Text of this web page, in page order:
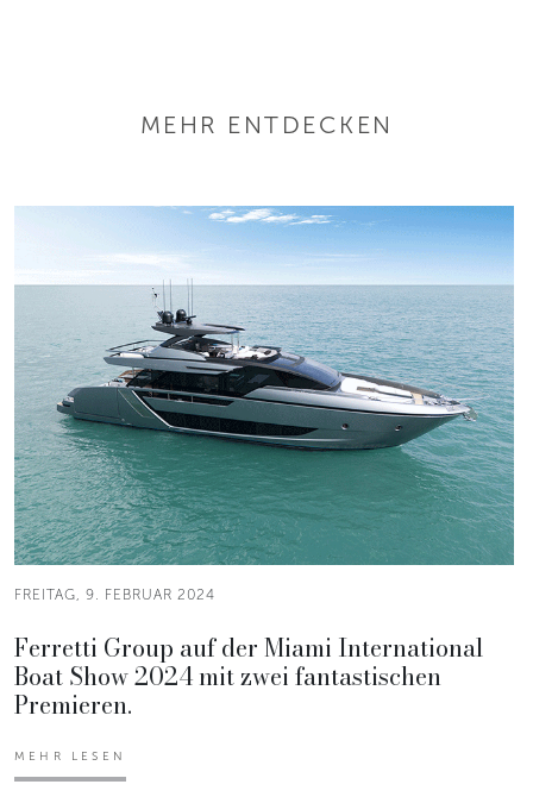
MEHR ENTDECKEN
FREITAG, 9. FEBRUAR 2024
Ferretti Group auf der Miami International
Boat Show 2024 mit zwei fantastischen
Premieren.
MEHR LESEN